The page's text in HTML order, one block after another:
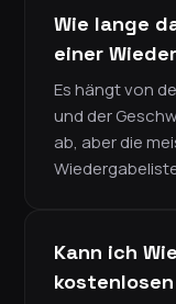
Wie lange
einer
Es hängt von
und der
ab, aber die
Kann ich